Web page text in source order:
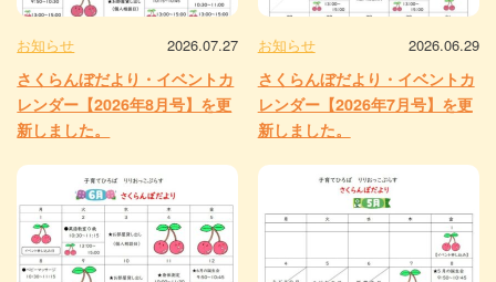
お知らせ 2026.07.27
さくらんぼだより・イベントカ
レンダー【2026年8月号】を更
新しました。
お知らせ 2026.06.29
さくらんぼだより・イベントカ
レンダー【2026年7月号】を更
新しました。